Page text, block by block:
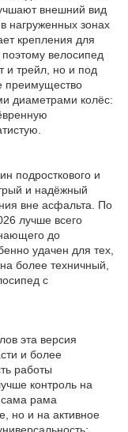
внешний вид
нагруженных зонах
крепления для
велосипед
и трейл, но и под
преимущество
диаметрами колёс:
подросткового и
и надёжный
вне асфальта. По
лучше всего
до
удачен для тех,
более техничный,
с
эта версия
и более
работы
контроль на
сама рама
но и на активное